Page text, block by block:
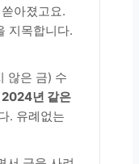
아졌고요.
지목합니다.
않은 금) 수
2024년 같은
. 유례없는